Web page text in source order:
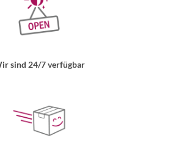
sind 24/7 verfügbar